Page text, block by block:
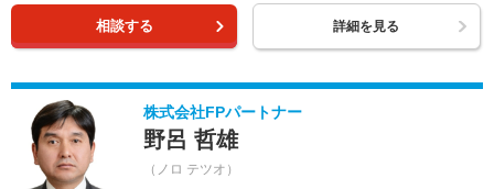
相談する 詳細を見る
株式会社FPパートナー
野呂 哲雄
（ノロ テツオ）